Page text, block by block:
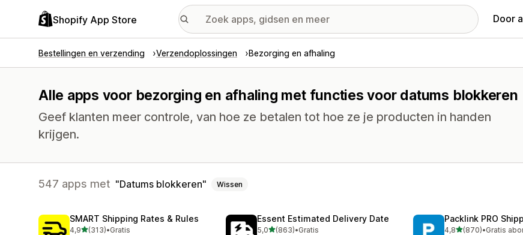
Shopify App Store Door
Bestellingen en verzending Verzendoplossingen Bezorging en afhaling
Alle apps voor bezorging en afhaling met functies voor datums blokkeren
Geef klanten meer controle, van hoe ze betalen tot hoe ze je producten in handen
krijgen.
547 apps met Datums blokkeren Wissen
SMART Shipping Rates & Rules
4,9van 5 sterren
(313)•Gratis
Essent Estimated Delivery Date
5,0van 5 sterren
(863)•Gratis
Packlink PRO
4,8van 5 sterren
(870)•